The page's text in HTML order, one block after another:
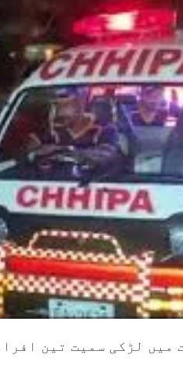
میں لڑکی سمیت تین